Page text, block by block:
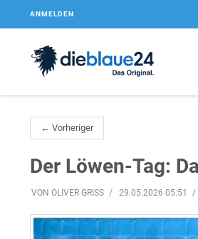
ANMELDEN
← Vorheriger
Der Löwen-Tag:
VON OLIVER GRISS 29.05.2026 05:51